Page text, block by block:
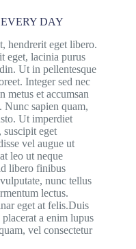
DAY
hendrerit eget libero.
eget, lacinia purus
Ut in pellentesque
Integer sed nec
metus et accumsan
Nunc sapien quam,
Ut imperdiet
eget
vel augue ut
leo ut neque
libero finibus
nunc tellus
lectus.
eget at felis.Duis
a enim lupus
vel consectetur